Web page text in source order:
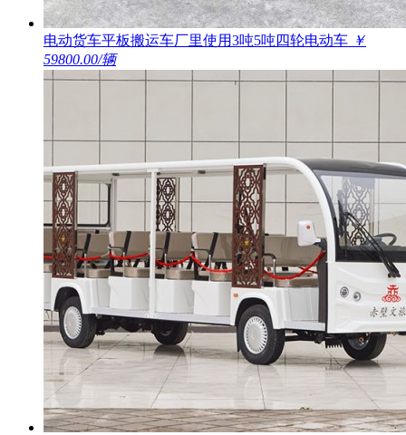
电动货车平板搬运车厂里使用3吨5吨四轮电动车 ￥
59800.00/辆